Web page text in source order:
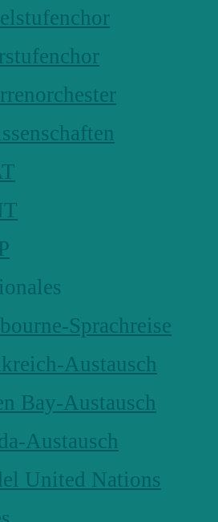
Sprachreise
Austausch
Bay-Austausch
Austausch
United Nations